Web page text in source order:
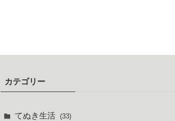
カテゴリー
てぬき生活 (33)